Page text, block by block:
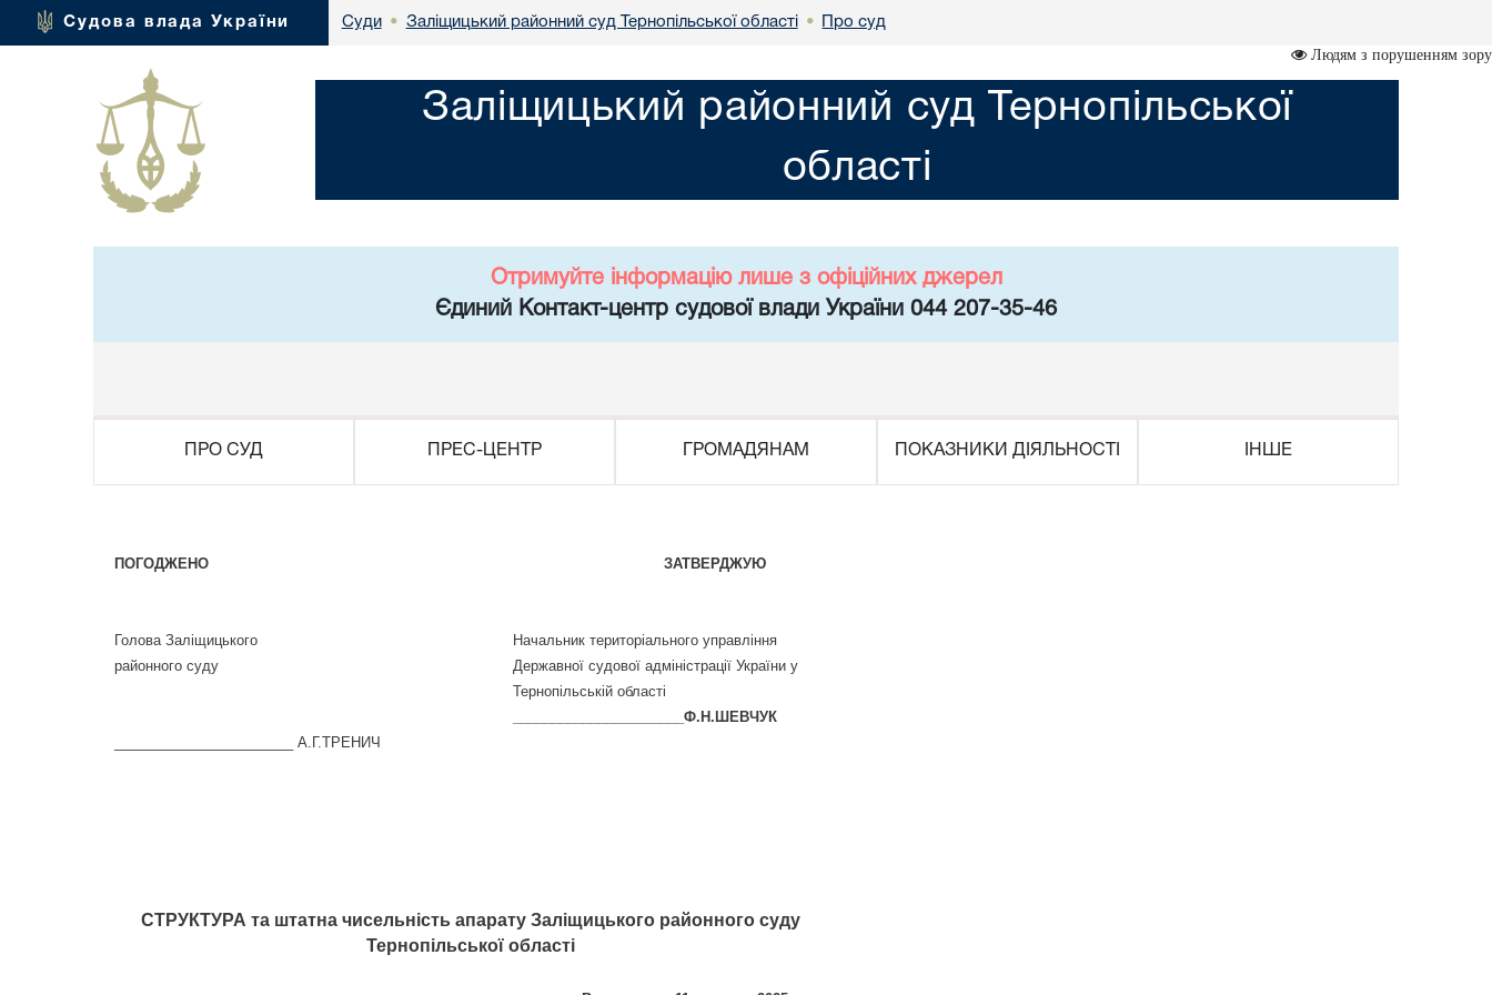
Судова влада України Суди • Заліщицький районний суд Тернопільської області • Про суд
Людям з порушенням зору
Заліщицький районний суд Тернопільської
області
Отримуйте інформацію лише з офіційних джерел
Єдиний Контакт-центр судової влади України 044 207-35-46
ПРО СУД ПРЕС-ЦЕНТР ГРОМАДЯНАМ ПОКАЗНИКИ ДІЯЛЬНОСТІ ІНШЕ
ПОГОДЖЕНО ЗАТВЕРДЖУЮ
Голова Заліщицького
районного суду
Начальник територіального управління
Державної судової адміністрації України у
Тернопільській області
______________________Ф.Н.ШЕВЧУК
_______________________ А.Г.ТРЕНИЧ
СТРУКТУРА та штатна чисельність апарату Заліщицького районного суду
Тернопільської області